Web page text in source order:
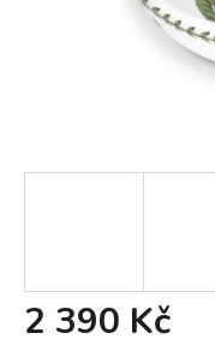
2 390 Kč